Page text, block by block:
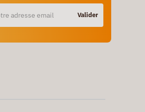
Valider